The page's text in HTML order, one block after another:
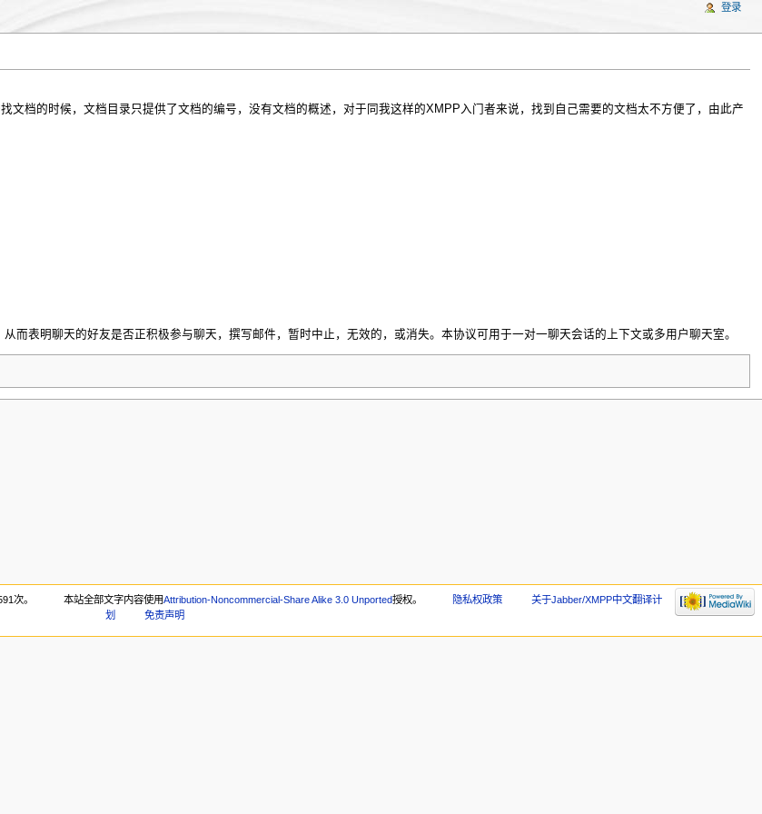
文档的时候，文档目录只提供了文档的编号，没有文档的概述，对于同我这样的XMPP入门者来说，找到自己需要的文档太不方便了，由此产
而表明聊天的好友是否正积极参与聊天，撰写邮件，暂时中止，无效的，或消失。本协议可用于一对一聊天会话的上下文或多用户聊天室。
登录
次。 本站全部文字内容使用Attribution-Noncommercial-Share Alike 3.0 Unported授权。 隐私权政策
关于Jabber/XMPP中文翻译计
划
免责声明